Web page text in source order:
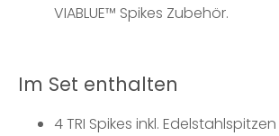
VIABLUE™ Spikes Zubehör.
Im Set enthalten
4 TRI Spikes inkl. Edelstahlspitzen